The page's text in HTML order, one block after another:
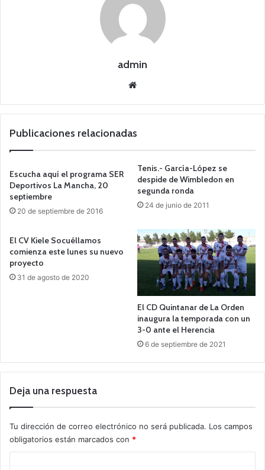
admin
we
Publicaciones relacionadas
Escucha aquí el programa SER
Deportivos La Mancha, 20
septiembre
20 de septiembre de 2016
Tenis.- García-López se
despide de Wimbledon en
segunda ronda
24 de junio de 2011
El CV Kiele Socuéllamos
comienza este lunes su nuevo
proyecto
31 de agosto de 2020
El CD Quintanar de La Orden
inaugura la temporada con un
3-0 ante el Herencia
6 de septiembre de 2021
Deja una respuesta
Tu dirección de correo electrónico no será publicada. Los campos
obligatorios están marcados con *